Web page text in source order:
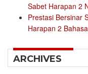
Sabet Harapan 2
Prestasi Bersinar
Harapan 2
ARCHIVES